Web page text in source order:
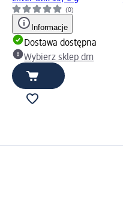
(0)
Informacje
Dostawa dostępna
Wybierz sklep dm